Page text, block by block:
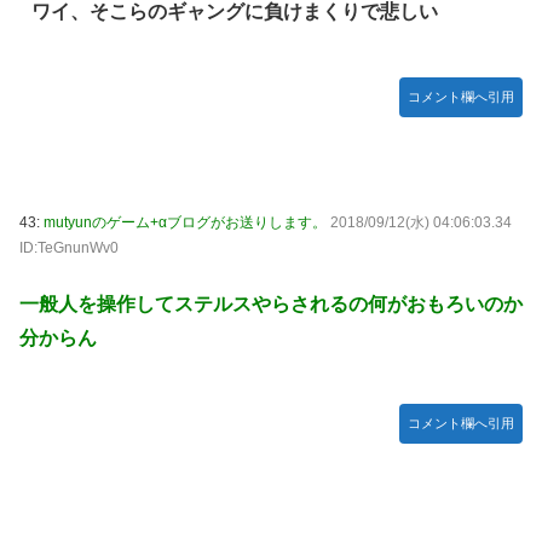
ワイ、そこらのギャングに負けまくりで悲しい
コメント欄へ引用
43: mutyunのゲーム+αブログがお送りします。
2018/09/12(水) 04:06:03.34
ID:TeGnunWv0
一般人を操作してステルスやらされるの何がおもろいのか
分からん
コメント欄へ引用